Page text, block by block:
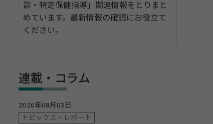
診・特定保健指導」関連情報をとりまと
めています。最新情報の確認にお役立て
ください。
連載・コラム
2026年08月03日
トピックス・レポート